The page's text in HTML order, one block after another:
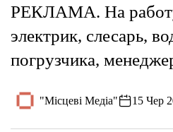
РЕКЛАМА. На
электрик, слесарь,
погрузчика,
"Місцеві Медіа" 15 Чер